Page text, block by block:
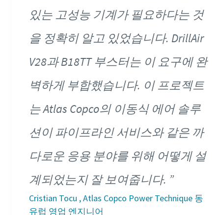
있는 고성능 기계가 필요하다는 것
을 정확히 알고 있었습니다. DrillAir
V28과 B18TT 부스터는 이 요구에 완
벽하게 부합했습니다. 이 프로젝트
는 Atlas Copco의 이동식 에어 솔루
션이 파이프라인 서비스와 같은 까
다로운 응용 분야를 위해 어떻게 설
계되었는지 잘 보여줍니다.
Cristian Tocu , Atlas Copco Power Technique 동
유럽 영업 엔지니어